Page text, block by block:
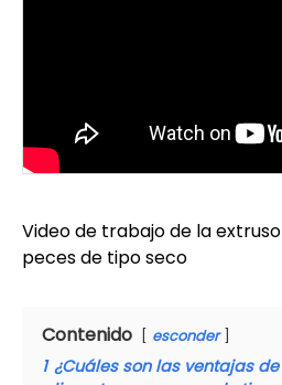
Video de trabajo de la
peces de tipo seco
Contenido esconder
1 ¿Cuáles son las ventajas